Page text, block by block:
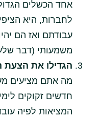
אחד הכשלים
לחברות, היא
עבודתם ואז הם
משמעותי (דבר
הגדילו את
מה אתם מציעים
חדשים זקוקים
המציאות לפיה